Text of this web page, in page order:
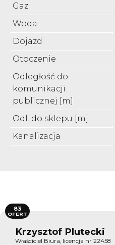
Gaz
Woda
Dojazd
Otoczenie
Odległość do
komunikacji
publicznej [m]
Odl. do sklepu [m]
Kanalizacja
Krzysztof Plutecki
Właściciel Biura, licencja nr 22458
83
OFERT